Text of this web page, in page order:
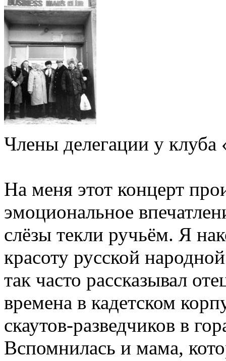
Члены делегации у
На меня этот концерт
эмоциональное
слёзы текли ручьём. Я
красоту русской
так часто рассказывал
времена в кадетском
скаутов-разведчиков в
Вспомнилась и мама,